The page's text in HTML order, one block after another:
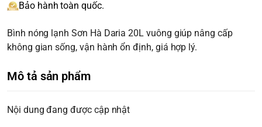
Bảo hành toàn quốc.
Bình nóng lạnh Sơn Hà Daria 20L vuông giúp nâng cấp
không gian sống, vận hành ổn định, giá hợp lý.
Mô tả sản phẩm
Nội dung đang được cập nhật